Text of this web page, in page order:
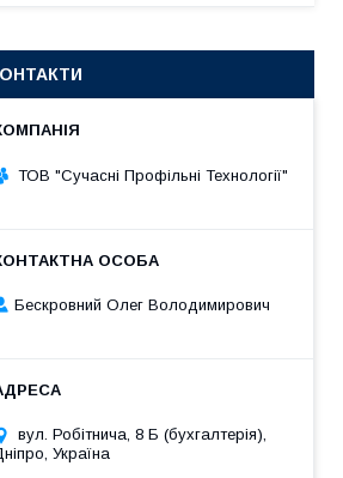
ТОВ "Сучасні Профільні Технології"
Бескровний Олег Володимирович
вул. Робітнича, 8 Б (бухгалтерія),
Україна